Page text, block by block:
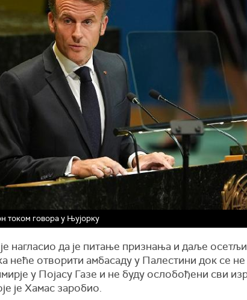
током говора у Њујорку
нагласио да је питање признања и даље
неће отворити амбасаду у Палестини док се не
у Појасу Газе и не буду ослобођени сви
је Хамас заробио.